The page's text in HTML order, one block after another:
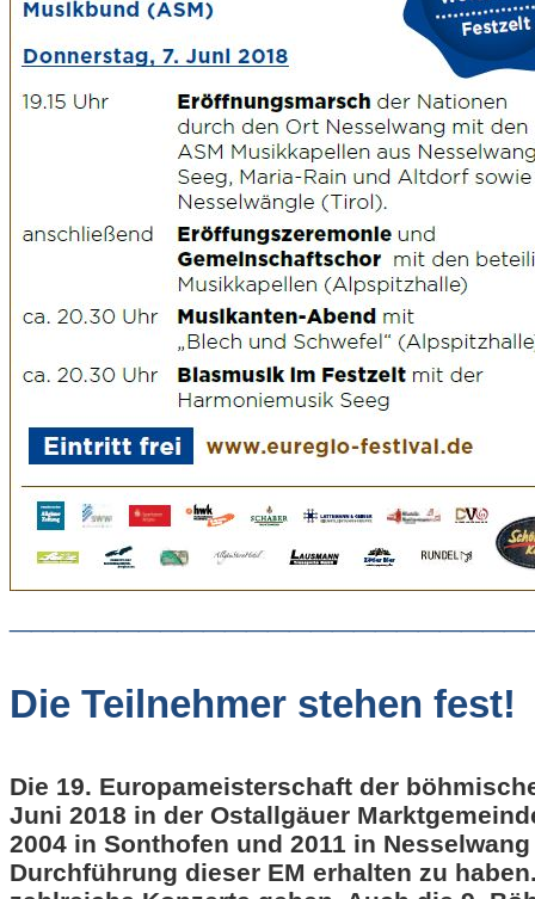
Die Teilnehmer stehen fest!
Die 19. Europameisterschaft der
Juni 2018 in der Ostallgäuer
2004 in Sonthofen und 2011 in
Durchführung dieser EM erhalten zu